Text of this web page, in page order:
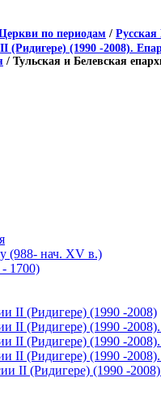
по периодам /
(1990 -2008).
/ Тульская и Белевская
(988- нач. XV в.)
1700)
II (Ридигере) (1990 -2008)
II (Ридигере) (1990 -
II (Ридигере) (1990 -
II (Ридигере) (1990 -
II (Ридигере) (1990 -